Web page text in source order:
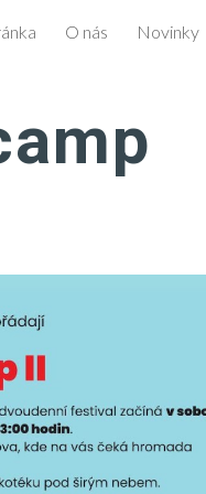
to navigation
O nás Novinky